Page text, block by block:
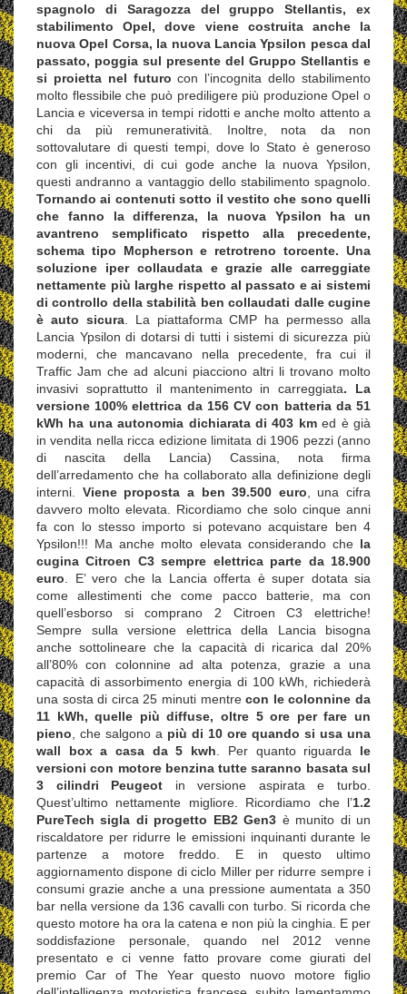
spagnolo di Saragozza del gruppo Stellantis, ex
stabilimento Opel, dove viene costruita anche la
nuova Opel Corsa, la nuova Lancia Ypsilon pesca dal
passato, poggia sul presente del Gruppo Stellantis e
si proietta nel futuro con l’incognita dello stabilimento
molto flessibile che può prediligere più produzione Opel o
Lancia e viceversa in tempi ridotti e anche molto attento a
chi da più remuneratività. Inoltre, nota da non
sottovalutare di questi tempi, dove lo Stato è generoso
con gli incentivi, di cui gode anche la nuova Ypsilon,
questi andranno a vantaggio dello stabilimento spagnolo.
Tornando ai contenuti sotto il vestito che sono quelli
che fanno la differenza, la nuova Ypsilon ha un
avantreno semplificato rispetto alla precedente,
schema tipo Mcpherson e retrotreno torcente. Una
soluzione iper collaudata e grazie alle carreggiate
nettamente più larghe rispetto al passato e ai sistemi
di controllo della stabilità ben collaudati dalle cugine
è auto sicura. La piattaforma CMP ha permesso alla
Lancia Ypsilon di dotarsi di tutti i sistemi di sicurezza più
moderni, che mancavano nella precedente, fra cui il
Traffic Jam che ad alcuni piacciono altri li trovano molto
invasivi soprattutto il mantenimento in carreggiata. La
versione 100% elettrica da 156 CV con batteria da 51
kWh ha una autonomia dichiarata di 403 kmed è già
in vendita nella ricca edizione limitata di 1906 pezzi (anno
di nascita della Lancia) Cassina, nota firma
dell’arredamento che ha collaborato alla definizione degli
interni. Viene proposta a ben 39.500 euro , una cifra
davvero molto elevata. Ricordiamo che solo cinque anni
fa con lo stesso importo si potevano acquistare ben 4
Ypsilon!!! Ma anche molto elevata considerando che la
cugina Citroen C3 sempre elettrica parte da 18.900
euro . E’ vero che la Lancia offerta è super dotata sia
come allestimenti che come pacco batterie, ma con
quell’esborso si comprano 2 Citroen C3 elettriche!
Sempre sulla versione elettrica della Lancia bisogna
anche sottolineare che la capacità di ricarica dal 20%
all’80% con colonnine ad alta potenza, grazie a una
capacità di assorbimento energia di 100 kWh, richiederà
una sosta di circa 25 minuti mentrecon le colonnine da
11 kWh, quelle più diffuse, oltre 5 ore per fare un
pieno , che salgono a più di 10 ore quando si usa una
wall box a casa da 5 kwh . Per quanto riguarda le
versioni con motore benzina tutte saranno basata sul
3 cilindri Peugeot in versione aspirata e turbo.
Quest’ultimo nettamente migliore. Ricordiamo che l’1.2
PureTech sigla di progetto EB2 Gen3 è munito di un
riscaldatore per ridurre le emissioni inquinanti durante le
partenze a motore freddo. E in questo ultimo
aggiornamento dispone di ciclo Miller per ridurre sempre i
consumi grazie anche a una pressione aumentata a 350
bar nella versione da 136 cavalli con turbo. Si ricorda che
questo motore ha ora la catena e non più la cinghia. E per
soddisfazione personale, quando nel 2012 venne
presentato e ci venne fatto provare come giurati del
premio Car of The Year questo nuovo motore figlio